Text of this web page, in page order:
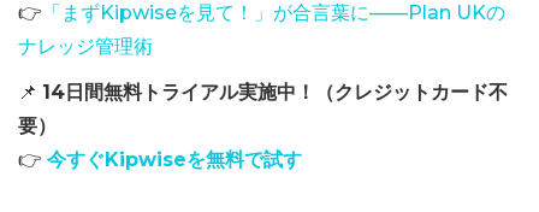
👉 「まずKipwiseを見て！」が合言葉に——Plan UKの
ナレッジ管理術
📌 14日間無料トライアル実施中！（クレジットカード不
要）
👉 今すぐKipwiseを無料で試す